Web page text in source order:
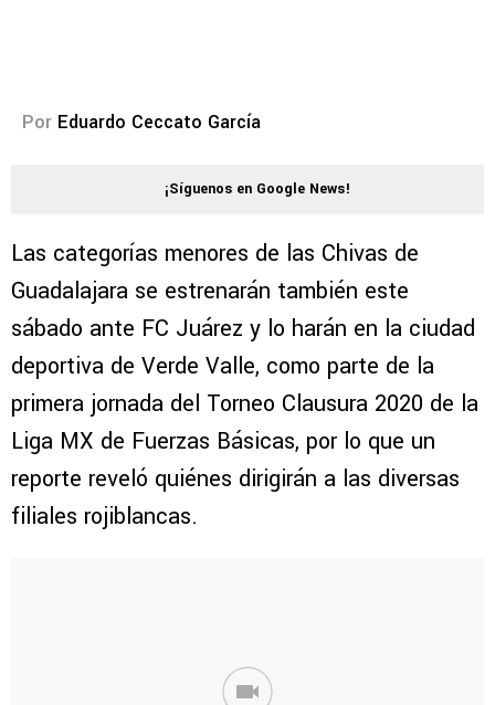
Por Eduardo Ceccato García
¡Síguenos en Google News!
Las categorías menores de las Chivas de
Guadalajara se estrenarán también este
sábado ante FC Juárez y lo harán en la ciudad
deportiva de Verde Valle, como parte de la
primera jornada del Torneo Clausura 2020 de la
Liga MX de Fuerzas Básicas, por lo que un
reporte reveló quiénes dirigirán a las diversas
filiales rojiblancas.